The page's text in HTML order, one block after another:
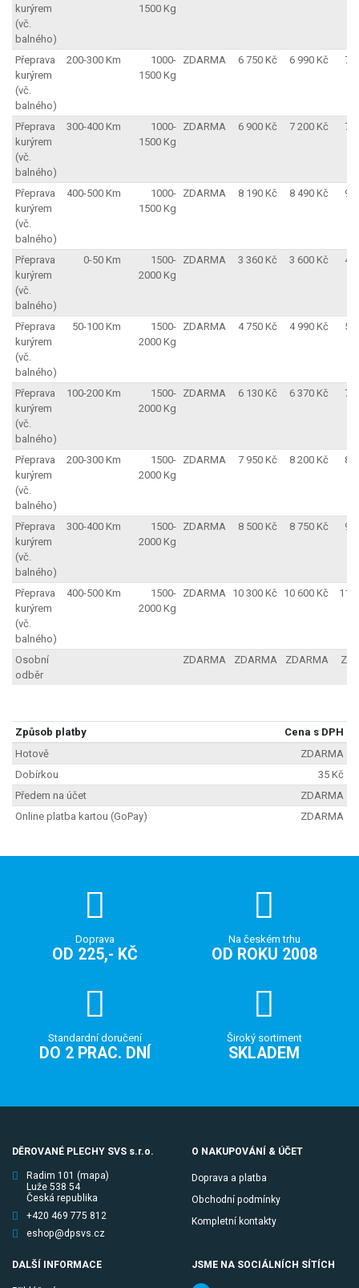
kurýrem
(vč.
balného)
1500 Kg
Přeprava
kurýrem
(vč.
balného)
200-300 Km
1000-
1500 Kg
ZDARMA 6 750 Kč 6 990 Kč 7
Přeprava
kurýrem
(vč.
balného)
300-400 Km
1000-
1500 Kg
ZDARMA 6 900 Kč 7 200 Kč 7
Přeprava
kurýrem
(vč.
balného)
400-500 Km
1000-
1500 Kg
ZDARMA 8 190 Kč 8 490 Kč 9
Přeprava
kurýrem
(vč.
balného)
0-50 Km
1500-
2000 Kg
ZDARMA 3 360 Kč 3 600 Kč 4
Přeprava
kurýrem
(vč.
balného)
50-100 Km
1500-
2000 Kg
ZDARMA 4 750 Kč 4 990 Kč 5
Přeprava
kurýrem
(vč.
balného)
100-200 Km
1500-
2000 Kg
ZDARMA 6 130 Kč 6 370 Kč 7
Přeprava
kurýrem
(vč.
balného)
200-300 Km
1500-
2000 Kg
ZDARMA 7 950 Kč 8 200 Kč 8
Přeprava
kurýrem
(vč.
balného)
300-400 Km
1500-
2000 Kg
ZDARMA 8 500 Kč 8 750 Kč 9
Přeprava
kurýrem
(vč.
balného)
400-500 Km
1500-
2000 Kg
ZDARMA 10 300 Kč 10 600 Kč 11
Osobní
odběr
ZDARMA ZDARMA ZDARMA
Způsob platby
Cena s DPH
Hotově
ZDARMA
Dobírkou
35 Kč
Předem na účet
ZDARMA
Online platba kartou (GoPay)
ZDARMA
Doprava
OD 225,- KČ
Na českém trhu
OD ROKU 2008
Standardní doručení
DO 2 PRAC. DNÍ
Široký sortiment
SKLADEM
DĚROVANÉ PLECHY SVS s.r.o.
Radim 101 (mapa)
Luže 538 54
Česká republika
+420 469 775 812
eshop@dpsvs.cz
O NAKUPOVÁNÍ & ÚČET
Doprava a platba
Obchodní podmínky
Kompletní kontakty
DALŠÍ INFORMACE JSME NA SOCIÁLNÍCH SÍTÍCH